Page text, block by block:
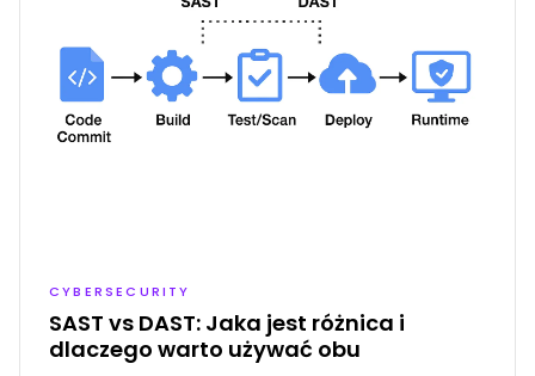
CYBERSECURITY
SAST vs DAST: Jaka jest różnica i
dlaczego warto używać obu